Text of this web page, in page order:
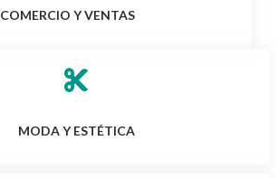
COMERCIO Y VENTAS
MODA Y ESTÉTICA